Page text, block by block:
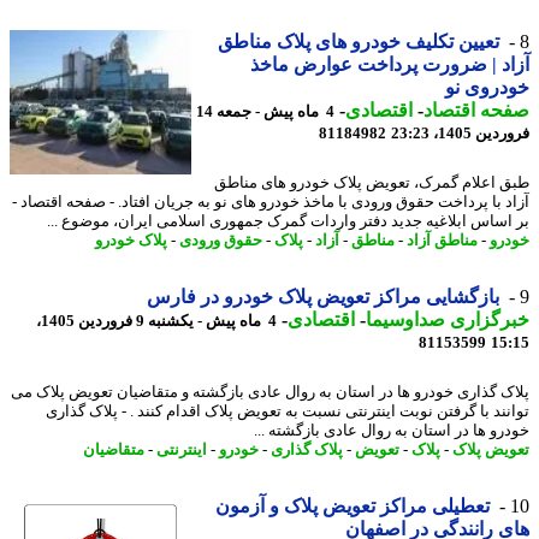
تعیین تکلیف خودرو های پلاک مناطق
| ضرورت پرداخت عوارض ماخذ
نو
اقتصاد-اقتصادی-
4 ماه پیش - جمعه 14
1405، 23:23
81184982
اعلام گمرک، تعویض پلاک خودرو های مناطق
با پرداخت حقوق ورودی با ماخذ خودرو های نو به جریان افتاد. - صفحه اقتصاد -
ابلاغیه جدید دفتر واردات گمرک جمهوری اسلامی ایران، موضوع ...
-مناطق آزاد- مناطق-آزاد- پلاک -حقوق ورودی -پلاک خودرو
بازگشایی مراکز تعویض پلاک خودرو در فارس
صداوسیما-اقتصادی-
4 ماه پیش - یکشنبه 9 فروردین 1405،
81153599
گذاری خودرو ها در استان به روال عادی بازگشته و متقاضیان تعویض پلاک می
با گرفتن نوبت اینترنتی نسبت به تعویض پلاک اقدام کنند . - پلاک گذاری
ها در استان به روال عادی بازگشته ...
پلاک -پلاک -تعویض-پلاک گذاری- خودرو-اینترنتی-متقاضیان
تعطیلی مراکز تعویض پلاک و آزمون
رانندگی در اصفهان